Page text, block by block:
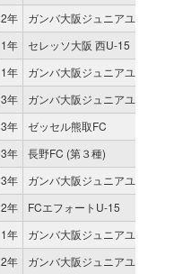
2年
ガンバ大阪ジュニアユース
1年
セレッソ大阪 西U-15
1年
ガンバ大阪ジュニアユース
3年
ガンバ大阪ジュニアユース
3年
ゼッセル熊取FC
3年
長野FC (第３種)
3年
ガンバ大阪ジュニアユース
2年
FCエフォートU-15
1年
ガンバ大阪ジュニアユース
2年
ガンバ大阪ジュニアユース